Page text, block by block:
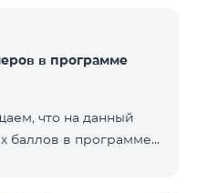
в программе
что на данный
баллов в программе